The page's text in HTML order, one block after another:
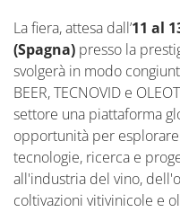
La fiera, attesa dall’11 al
(Spagna) presso la
svolgerà in modo
BEER, TECNOVID e
settore una piattaforma
opportunità per
tecnologie, ricerca e
all'industria del vino,
coltivazioni vitivinicole e